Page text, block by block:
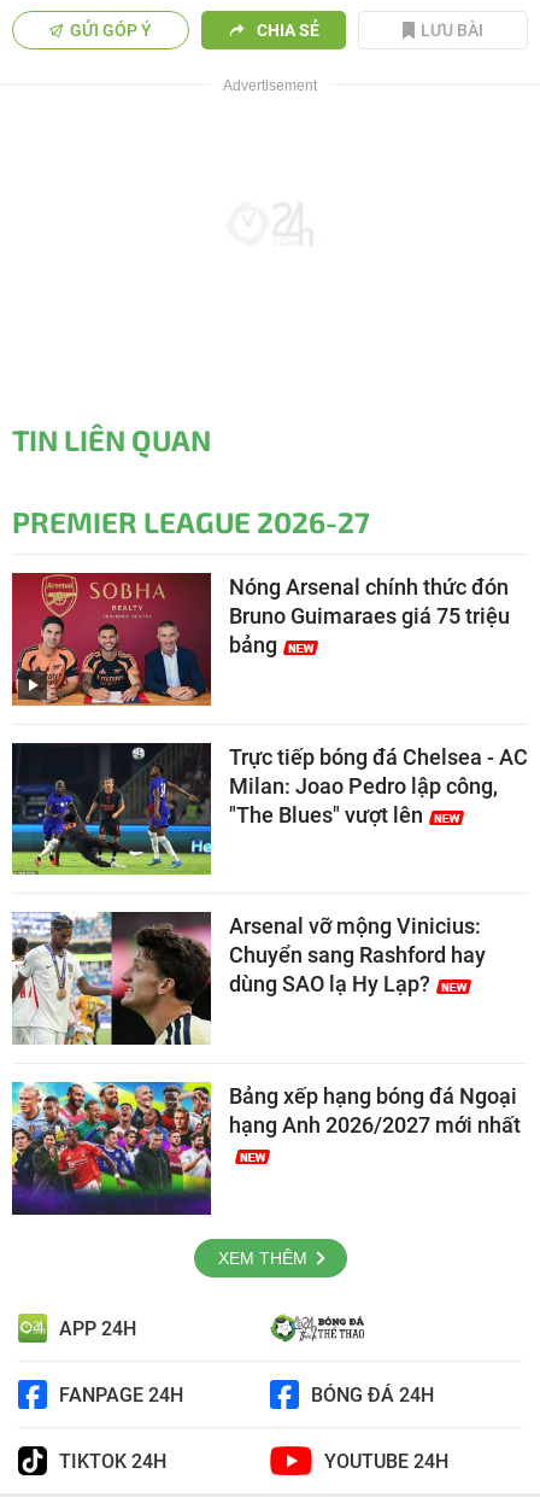
GỬI GÓP Ý CHIA SẺ LƯU BÀI
TIN LIÊN QUAN
PREMIER LEAGUE 2026-27
Nóng Arsenal chính thức đón
Bruno Guimaraes giá 75 triệu
bảng
Trực tiếp bóng đá Chelsea - AC
Milan: Joao Pedro lập công,
"The Blues" vượt lên
Arsenal vỡ mộng Vinicius:
Chuyển sang Rashford hay
dùng SAO lạ Hy Lạp?
Bảng xếp hạng bóng đá Ngoại
hạng Anh 2026/2027 mới nhất
XEM THÊM
APP 24H
FANPAGE 24H BÓNG ĐÁ 24H
TIKTOK 24H YOUTUBE 24H